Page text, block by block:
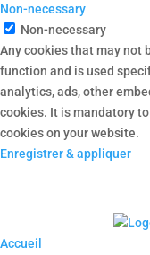
Non-necessary
Non-necessary
Any cookies that may not
function and is used
analytics, ads, other
cookies. It is mandatory
cookies on your website.
Enregistrer & appliquer
Accueil